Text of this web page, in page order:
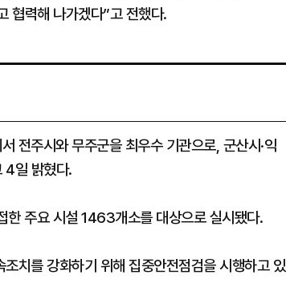
협력해 나가겠다”고 전했다.
전주시와 무주군을 최우수 기관으로, 군산시·익
4일 밝혔다.
한 주요 시설 1463개소를 대상으로 실시됐다.
치를 강화하기 위해 집중안전점검을 시행하고 있